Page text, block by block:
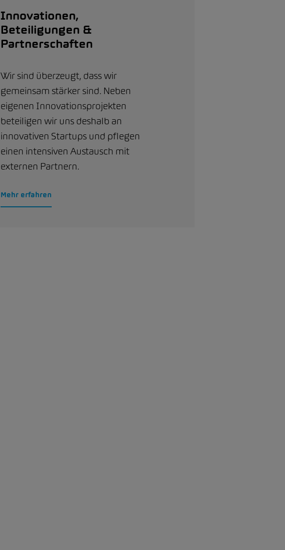
Innovationen,
Beteiligungen &
Partnerschaften
Wir sind überzeugt, dass wir
gemeinsam stärker sind. Neben
eigenen Innovationsprojekten
beteiligen wir uns deshalb an
innovativen Startups und pflegen
einen intensiven Austausch mit
externen Partnern.
Mehr erfahren